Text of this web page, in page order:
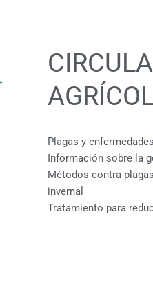
Plagas y
Información sobre la
Métodos contra
invernal
Tratamiento para